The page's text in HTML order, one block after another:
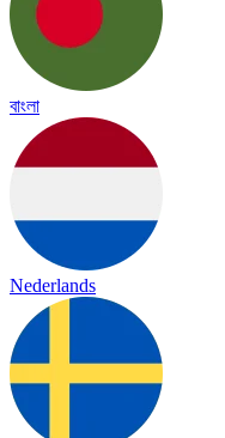
বাংলা
Nederlands